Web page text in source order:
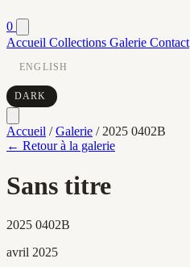
0
Accueil Collections Galerie Contact
ENGLISH
DARK
Accueil / Galerie / 2025 0402B
← Retour à la galerie
Sans titre
2025 0402B
avril 2025